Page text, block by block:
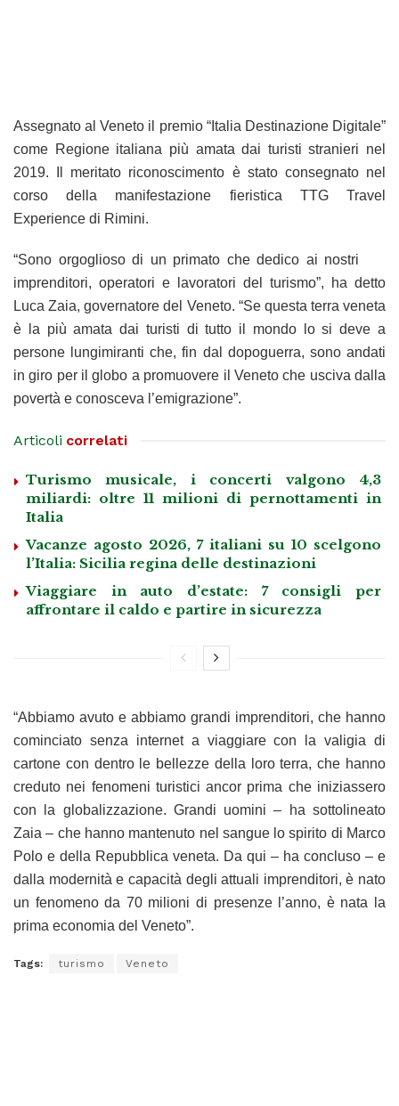
Assegnato al Veneto il premio “Italia Destinazione Digitale”
come Regione italiana più amata dai turisti stranieri nel
2019. Il meritato riconoscimento è stato consegnato nel
corso della manifestazione fieristica TTG Travel
Experience di Rimini.
“Sono orgoglioso di un primato che dedico ai nostri
imprenditori, operatori e lavoratori del turismo”, ha detto
Luca Zaia, governatore del Veneto. “Se questa terra veneta
è la più amata dai turisti di tutto il mondo lo si deve a
persone lungimiranti che, fin dal dopoguerra, sono andati
in giro per il globo a promuovere il Veneto che usciva dalla
povertà e conosceva l’emigrazione”.
Articoli correlati
Turismo musicale, i concerti valgono 4,3
miliardi: oltre 11 milioni di pernottamenti in
Italia
Vacanze agosto 2026, 7 italiani su 10 scelgono
l’Italia: Sicilia regina delle destinazioni
Viaggiare in auto d’estate: 7 consigli per
affrontare il caldo e partire in sicurezza
“Abbiamo avuto e abbiamo grandi imprenditori, che hanno
cominciato senza internet a viaggiare con la valigia di
cartone con dentro le bellezze della loro terra, che hanno
creduto nei fenomeni turistici ancor prima che iniziassero
con la globalizzazione. Grandi uomini – ha sottolineato
Zaia – che hanno mantenuto nel sangue lo spirito di Marco
Polo e della Repubblica veneta. Da qui – ha concluso – e
dalla modernità e capacità degli attuali imprenditori, è nato
un fenomeno da 70 milioni di presenze l’anno, è nata la
prima economia del Veneto”.
Tags: turismo Veneto